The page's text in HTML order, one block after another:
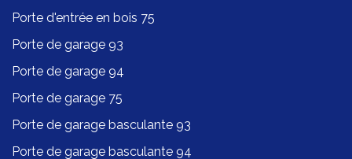
Porte d'entrée en bois 75
Porte de garage 93
Porte de garage 94
Porte de garage 75
Porte de garage basculante 93
Porte de garage basculante 94